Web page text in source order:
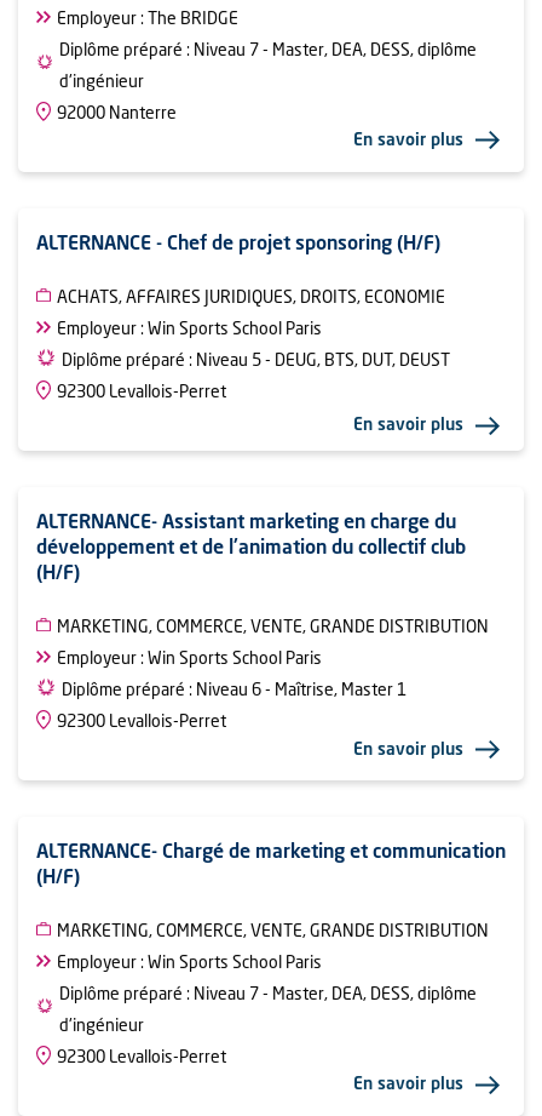
Employeur : The BRIDGE
Diplôme préparé : Niveau 7 - Master, DEA, DESS, diplôme
d'ingénieur
92000 Nanterre
En savoir plus
ALTERNANCE - Chef de projet sponsoring (H/F)
ACHATS, AFFAIRES JURIDIQUES, DROITS, ECONOMIE
Employeur : Win Sports School Paris
Diplôme préparé : Niveau 5 - DEUG, BTS, DUT, DEUST
92300 Levallois-Perret
En savoir plus
ALTERNANCE- Assistant marketing en charge du
développement et de l'animation du collectif club
(H/F)
MARKETING, COMMERCE, VENTE, GRANDE DISTRIBUTION
Employeur : Win Sports School Paris
Diplôme préparé : Niveau 6 - Maîtrise, Master 1
92300 Levallois-Perret
En savoir plus
ALTERNANCE- Chargé de marketing et communication
(H/F)
MARKETING, COMMERCE, VENTE, GRANDE DISTRIBUTION
Employeur : Win Sports School Paris
Diplôme préparé : Niveau 7 - Master, DEA, DESS, diplôme
d'ingénieur
92300 Levallois-Perret
En savoir plus